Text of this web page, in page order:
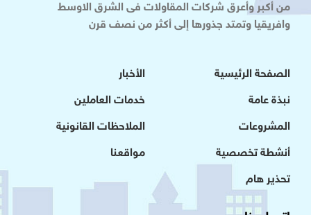
من أكبر وأعرق شركات المقاولات فى الشرق الاوسط
وافريقيا وتمتد جذورها إلى أكثر من نصف قرن
الصفحة الرئيسية
نبذة عامة
المشروعات
أنشطة تخصصية
تحذير هام
الأخبار
خدمات العاملين
الملاحظات القانونية
مواقعنا